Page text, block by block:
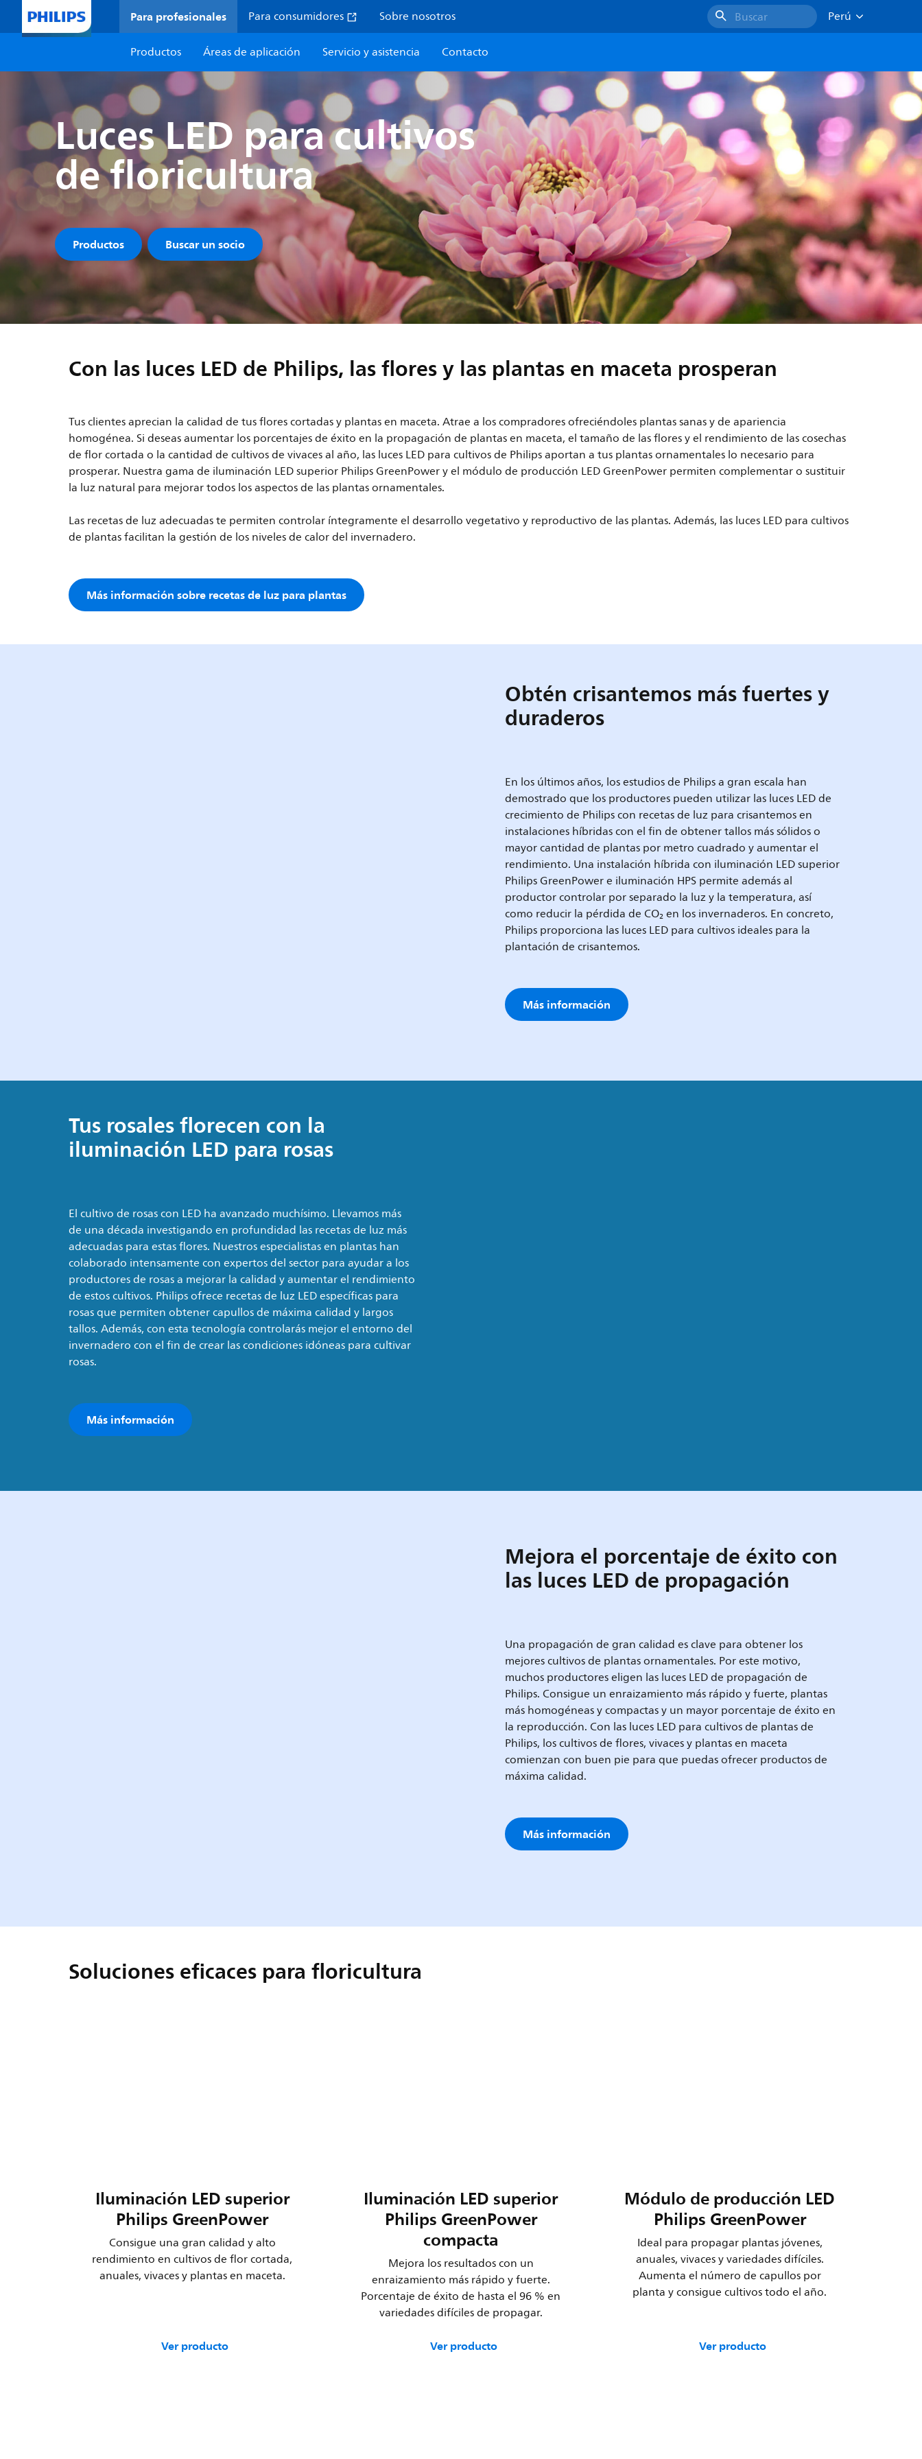
Para profesionales Para consumidores Sobre nosotros Buscar
Perú
Productos
Áreas de aplicación Servicio y asistencia Contacto
Luces LED para cultivos
de floricultura
Productos Buscar un socio
Con las luces LED de Philips, las flores y las plantas en maceta prosperan
Tus clientes aprecian la calidad de tus flores cortadas y plantas en maceta. Atrae a los compradores ofreciéndoles plantas sanas y de apariencia
homogénea. Si deseas aumentar los porcentajes de éxito en la propagación de plantas en maceta, el tamaño de las flores y el rendimiento de las cosechas
de flor cortada o la cantidad de cultivos de vivaces al año, las luces LED para cultivos de Philips aportan a tus plantas ornamentales lo necesario para
prosperar. Nuestra gama de iluminación LED superior Philips GreenPower y el módulo de producción LED GreenPower permiten complementar o sustituir
la luz natural para mejorar todos los aspectos de las plantas ornamentales.
Las recetas de luz adecuadas te permiten controlar íntegramente el desarrollo vegetativo y reproductivo de las plantas. Además, las luces LED para cultivos
de plantas facilitan la gestión de los niveles de calor del invernadero.
Más información sobre recetas de luz para plantas
Obtén crisantemos más fuertes y
duraderos
En los últimos años, los estudios de Philips a gran escala han
demostrado que los productores pueden utilizar las luces LED de
crecimiento de Philips con recetas de luz para crisantemos en
instalaciones híbridas con el fin de obtener tallos más sólidos o
mayor cantidad de plantas por metro cuadrado y aumentar el
rendimiento. Una instalación híbrida con iluminación LED superior
Philips GreenPower e iluminación HPS permite además al
productor controlar por separado la luz y la temperatura, así
como reducir la pérdida de CO₂ en los invernaderos. En concreto,
Philips proporciona las luces LED para cultivos ideales para la
plantación de crisantemos.
Más información
Tus rosales florecen con la
iluminación LED para rosas
El cultivo de rosas con LED ha avanzado muchísimo. Llevamos más
de una década investigando en profundidad las recetas de luz más
adecuadas para estas flores. Nuestros especialistas en plantas han
colaborado intensamente con expertos del sector para ayudar a los
productores de rosas a mejorar la calidad y aumentar el rendimiento
de estos cultivos. Philips ofrece recetas de luz LED específicas para
rosas que permiten obtener capullos de máxima calidad y largos
tallos. Además, con esta tecnología controlarás mejor el entorno del
invernadero con el fin de crear las condiciones idóneas para cultivar
rosas.
Más información
Mejora el porcentaje de éxito con
las luces LED de propagación
Una propagación de gran calidad es clave para obtener los
mejores cultivos de plantas ornamentales. Por este motivo,
muchos productores eligen las luces LED de propagación de
Philips. Consigue un enraizamiento más rápido y fuerte, plantas
más homogéneas y compactas y un mayor porcentaje de éxito en
la reproducción. Con las luces LED para cultivos de plantas de
Philips, los cultivos de flores, vivaces y plantas en maceta
comienzan con buen pie para que puedas ofrecer productos de
máxima calidad.
Más información
Soluciones eficaces para floricultura
Iluminación LED superior
Philips GreenPower
Consigue una gran calidad y alto
rendimiento en cultivos de flor cortada,
anuales, vivaces y plantas en maceta.
Ver producto
Iluminación LED superior
Philips GreenPower
compacta
Mejora los resultados con un
enraizamiento más rápido y fuerte.
Porcentaje de éxito de hasta el 96 % en
variedades difíciles de propagar.
Ver producto
Módulo de producción LED
Philips GreenPower
Ideal para propagar plantas jóvenes,
anuales, vivaces y variedades difíciles.
Aumenta el número de capullos por
planta y consigue cultivos todo el año.
Ver producto